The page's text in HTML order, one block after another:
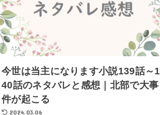
今世は当主になります小説139話～1
40話のネタバレと感想｜北部で大事
件が起こる
2024.03.06